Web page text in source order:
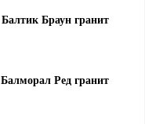
Балтик Браун гранит
Балморал Ред гранит